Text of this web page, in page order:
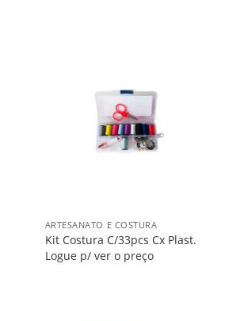
ARTESANATO E COSTURA
Kit Costura C/33pcs Cx Plast.
Logue p/ ver o preço